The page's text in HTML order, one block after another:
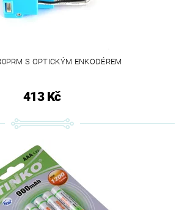
S OPTICKÝM ENKODÉREM
413 Kč